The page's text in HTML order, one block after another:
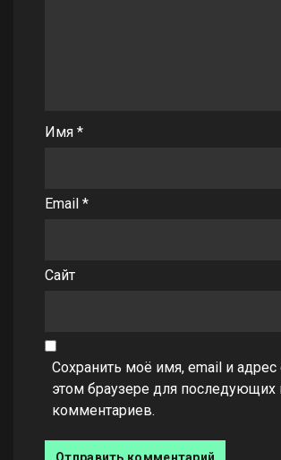
Имя *
Email *
Сайт
Сохранить моё имя, email и адрес
этом браузере для последующих
комментариев.